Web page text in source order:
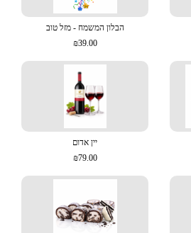
הבלון המשמח - מזל טוב
₪39.00
יין אדום
₪79.00